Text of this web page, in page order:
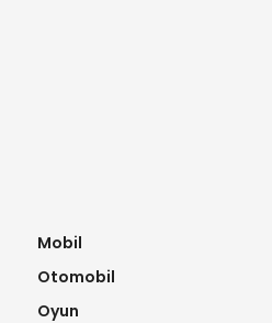
Mobil
Otomobil
Oyun